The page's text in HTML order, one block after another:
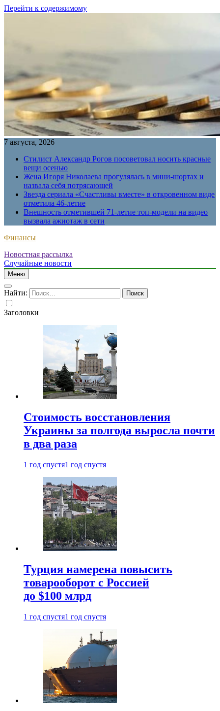
Перейти к содержимому
7 августа, 2026
Стилист Александр Рогов посоветовал носить красные
вещи осенью
Жена Игоря Николаева прогулялась в мини-шортах и
назвала себя потрясающей
Звезда сериала «Счастливы вместе» в откровенном виде
отметила 46-летие
Внешность отметившей 71-летие топ-модели на видео
вызвала ажиотаж в сети
Финансы
Новостная рассылка
Случайные новости
Меню
Найти:
Заголовки
Стоимость восстановления
Украины за полгода выросла почти
в два раза
1 год спустя1 год спустя
Турция намерена повысить
товарооборот с Россией
до $100 млрд
1 год спустя1 год спустя